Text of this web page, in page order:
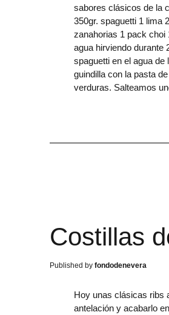
sabores clásicos de la
350gr. spaguetti 1 lima
zanahorias 1 pack choi
agua hirviendo durante
spaguetti en el agua
guindilla con la pasta
verduras. Salteamos
Costillas
fondodenevera
Hoy unas clásicas ribs
antelación y acabarlo